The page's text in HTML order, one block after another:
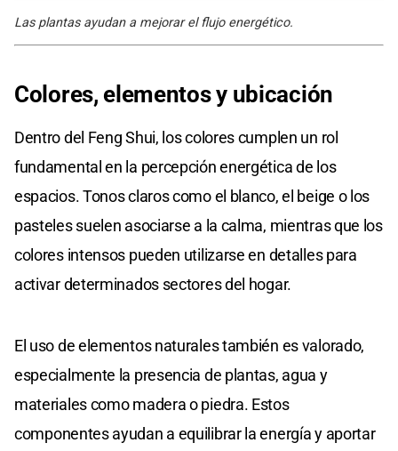
Las plantas ayudan a mejorar el flujo energético.
Colores, elementos y ubicación
Dentro del Feng Shui, los colores cumplen un rol
fundamental en la percepción energética de los
espacios. Tonos claros como el blanco, el beige o los
pasteles suelen asociarse a la calma, mientras que los
colores intensos pueden utilizarse en detalles para
activar determinados sectores del hogar.
El uso de elementos naturales también es valorado,
especialmente la presencia de plantas, agua y
materiales como madera o piedra. Estos
componentes ayudan a equilibrar la energía y aportar